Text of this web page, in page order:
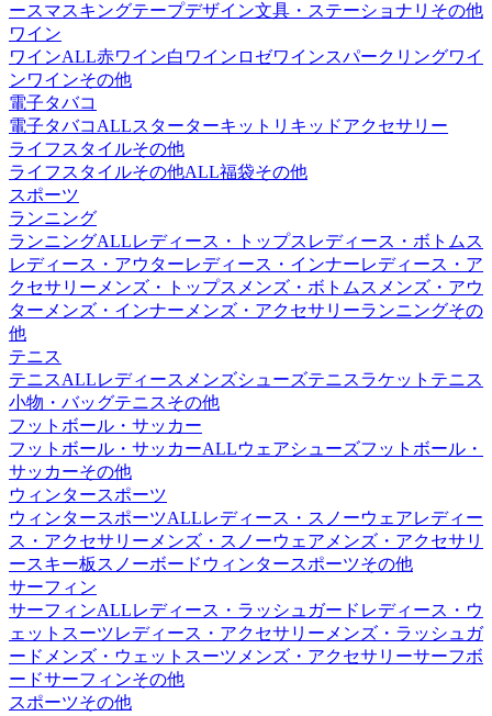
ースマスキングテープデザイン文具・ステーショナリその他
ワイン
ワインALL赤ワイン白ワイン ロゼワインスパークリングワイ
ンワインその他
電子タバコ
電子タバコALLスターターキット リキッドアクセサリー
ライフスタイルその他
ライフスタイルその他ALL福袋その他
スポーツ
ランニング
ランニングALLレディース・トップス レディース・ボトムス
レディース・アウターレディース・インナーレディース・ア
クセサリー メンズ・トップス メンズ・ボトムス メンズ・アウ
ター メンズ・インナー メンズ・アクセサリーランニングその
他
テニス
テニスALLレディース メンズシューズテニスラケット テニス
小物・バッグテニスその他
フットボール・サッカー
フットボール・サッカーALLウェアシューズフットボール・
サッカーその他
ウィンタースポーツ
ウィンタースポーツALLレディース・スノーウェアレディー
ス・アクセサリー メンズ・スノーウェア メンズ・アクセサリ
ースキー板 スノーボード ウィンタースポーツその他
サーフィン
サーフィンALLレディース・ラッシュガード レディース・ウ
ェットスーツレディース・アクセサリー メンズ・ラッシュガ
ード メンズ・ウェットスーツ メンズ・アクセサリーサーフボ
ードサーフィンその他
スポーツその他